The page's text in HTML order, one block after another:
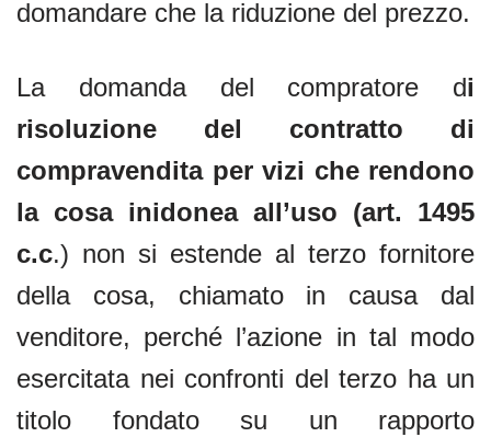
domandare che la riduzione del prezzo.
La domanda del compratore di
risoluzione del contratto di
compravendita per vizi che rendono
la cosa inidonea all’uso (art. 1495
c.c.) non si estende al terzo fornitore
della cosa, chiamato in causa dal
venditore, perché l’azione in tal modo
esercitata nei confronti del terzo ha un
titolo fondato su un rapporto